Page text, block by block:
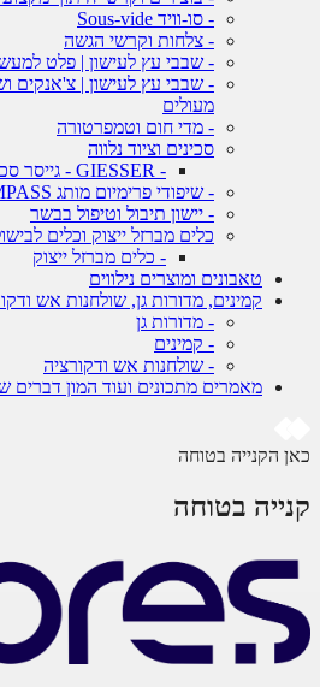
- סו-וויד Sous-vide
- צלחות וקרשי הגשה
- שבבי עץ לעישון | פלט
- שבבי עץ לעישון | צ'אנקים
מעולים
- מדי חום וטמפרטורה
סכינים וציוד נלווה
- GIESSER - גייסר סכינים
- שיפודי פרימיום מותג COMPASS
- יישון תיבול וטיפול בבשר
כלים מברזל ייצוק וכלים
- כלים מברזל ייצוק
טאבונים ומוצרים נילווים
קמינים, מדורות גן, שולחנות אש
- מדורות גן
- קמינים
- שולחנות אש ודקורציה
מאמרים מתכונים ועוד המון דברים
כאן הקנייה בטוחה
קנייה בטוחה